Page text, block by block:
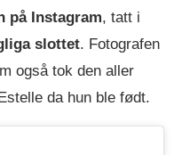
på Instagram, tatt i
slottet. Fotografen
også tok den aller
da hun ble født.